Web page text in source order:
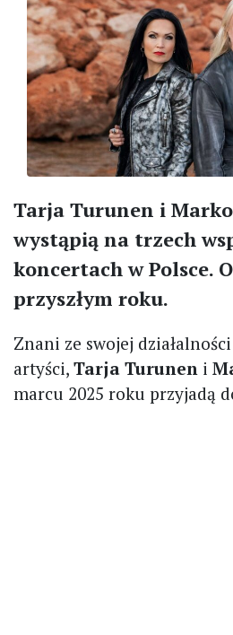
Tarja Turunen i
wystąpią na trzech
koncertach w Polsce.
przyszłym roku.
Znani ze swojej
artyści, Tarja Turunen i
marcu 2025 roku przyjadą